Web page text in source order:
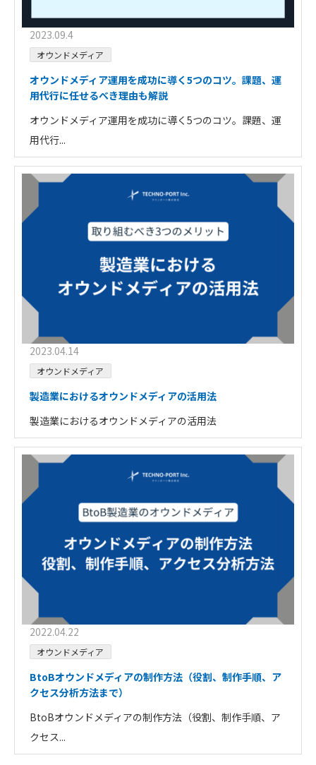
2023.09.4
オウンドメディア
オウンドメディア運用を成功に導く5つのコツ。課題、運
用代行に任せるべき理由も解説
オウンドメディア運用を成功に導く5つのコツ。課題、運
用代行...
2023.04.14
オウンドメディア
製造業におけるオウンドメディアの活用法
製造業におけるオウンドメディアの活用法
2022.04.22
オウンドメディア
BtoBオウンドメディアの制作方法（役割、制作手順、ア
クセス分析方法まで）
BtoBオウンドメディアの制作方法（役割、制作手順、ア
クセス...